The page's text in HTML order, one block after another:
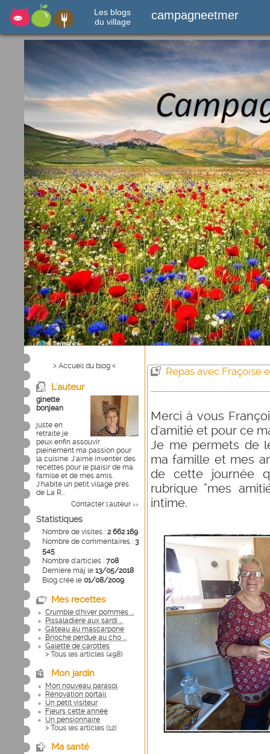
Les blogs
du village
campagneetmer
> Accueil du blog <
L'auteur
ginette
bonjean
juste en
retraite je
peux enfin assouvir
pleinement ma passion pour
la cuisine. J'aime inventer des
recettes pour le plaisir de ma
famille et de mes amis.
J'habite un petit village près
de La R...
Contacter l'auteur >>
Statistiques
Nombre de visites : 2 662 169
Nombre de commentaires : 3
545
Nombre d'articles : 708
Dernière màj le 13/05/2018
Blog créé le 01/08/2009
Mes recettes
Crumble d'hiver pommes ...
Pissaladière aux sardi ...
Gâteau au mascarpone
Brioche perdue au cho ...
Galette de carottes
> Tous les articles (498)
Mon jardin
Mon nouveau parasol
Rénovation portail
Un petit visiteur
Fleurs cette année
Un pensionnaire
> Tous les articles (12)
Ma santé
Repas avec Fraçoise
Merci à vous
d'amitié et pour ce
Je me permets de
ma famille et mes
de cette journée
rubrique "mes
intime.